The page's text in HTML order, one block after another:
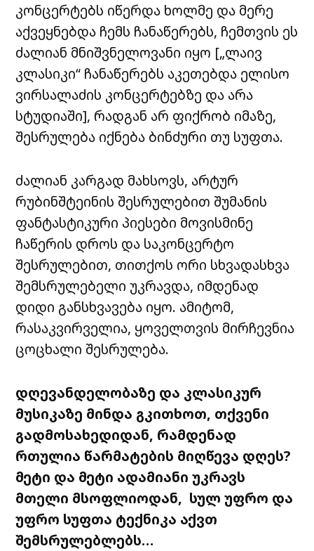
კონცერტებს იწერდა ხოლმე და მერე
აქვეყნებდა ჩემს ჩანაწერებს, ჩემთვის ეს
ძალიან მნიშვნელოვანი იყო [„ლაივ
კლასიკი“ ჩანაწერებს აკეთებდა ელისო
ვირსალაძის კონცერტებზე და არა
სტუდიაში], რადგან არ ფიქრობ იმაზე,
შესრულება იქნება ბინძური თუ სუფთა.
ძალიან კარგად მახსოვს, არტურ
რუბინშტეინის შესრულებით შუმანის
ფანტასტიკური პიესები მოვისმინე
ჩაწერის დროს და საკონცერტო
შესრულებით, თითქოს ორი სხვადასხვა
შემსრულებელი უკრავდა, იმდენად
დიდი განსხვავება იყო. ამიტომ,
რასაკვირველია, ყოველთვის მირჩევნია
ცოცხალი შესრულება.
დღევანდელობაზე და კლასიკურ
მუსიკაზე მინდა გკითხოთ, თქვენი
გადმოსახედიდან, რამდენად
რთულია წარმატების მიღწევა დღეს?
მეტი და მეტი ადამიანი უკრავს
მთელი მსოფლიოდან, სულ უფრო და
უფრო სუფთა ტექნიკა აქვთ
შემსრულებლებს…